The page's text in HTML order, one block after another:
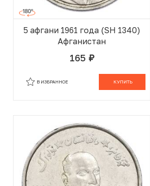
5 афгани 1961 года (SH 1340)
Афганистан
165 руб.
КУПИТЬ
В ИЗБРАННОЕ